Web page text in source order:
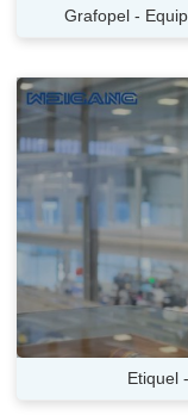
Grafopel -
Etiquel